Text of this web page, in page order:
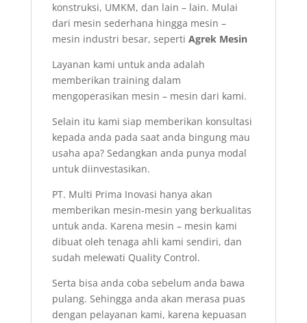
konstruksi, UMKM, dan lain – lain. Mulai
dari mesin sederhana hingga mesin –
mesin industri besar, seperti Agrek Mesin
Layanan kami untuk anda adalah
memberikan training dalam
mengoperasikan mesin – mesin dari kami.
Selain itu kami siap memberikan konsultasi
kepada anda pada saat anda bingung mau
usaha apa? Sedangkan anda punya modal
untuk diinvestasikan.
PT. Multi Prima Inovasi hanya akan
memberikan mesin-mesin yang berkualitas
untuk anda. Karena mesin – mesin kami
dibuat oleh tenaga ahli kami sendiri, dan
sudah melewati Quality Control.
Serta bisa anda coba sebelum anda bawa
pulang. Sehingga anda akan merasa puas
dengan pelayanan kami, karena kepuasan